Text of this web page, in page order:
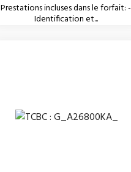
Prestations incluses dans le forfait: -
Identification et...